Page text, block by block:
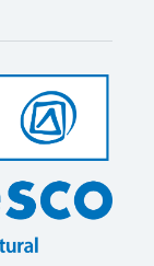
NORTE 1964